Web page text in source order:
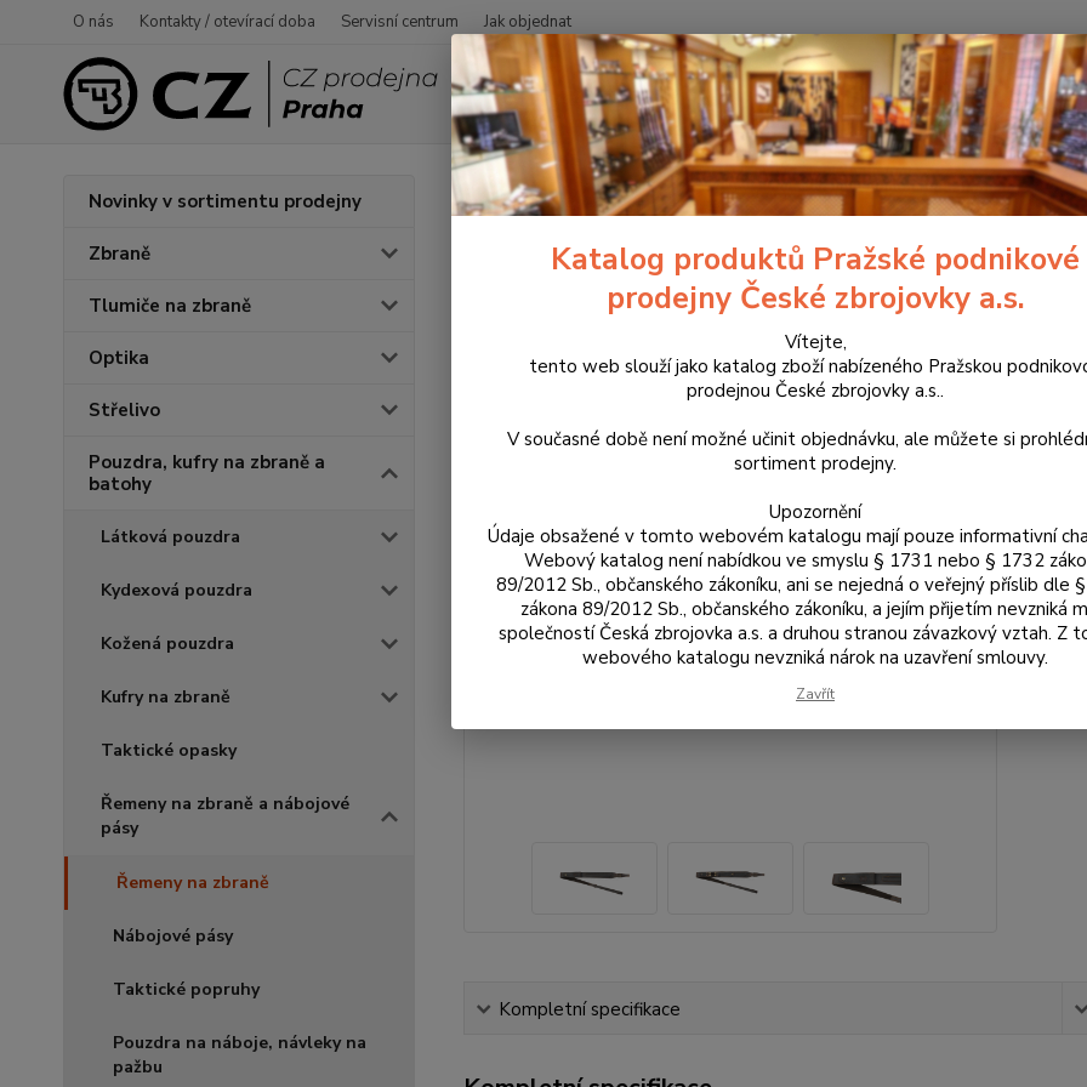
O nás Kontakty / otevírací doba Servisní centrum Jak objednat
Hledat
Novinky v sortimentu prodejny
Zbraně
Tlumiče na zbraně
Optika
Střelivo
Pouzdra, kufry na zbraně a
batohy
Látková pouzdra
Kydexová pouzdra
Kožená pouzdra
Kufry na zbraně
Taktické opasky
Řemeny na zbraně a nábojové
pásy
Řemeny na zbraně
Nábojové pásy
Taktické popruhy
Pouzdra na náboje, návleky na
pažbu
Úvod Pouzdra, kufry na zbraně a batohy Řemeny na zbraně a nábojové pásy
Řemen na zbraň Artipel model BR05/
1
1
Kompletní specifikace
Katalog produktů Pražské podnikové
prodejny České zbrojovky a.s.
Vítejte,
tento web slouží jako katalog zboží nabízeného Pražskou
prodejnou České zbrojovky a.s..
V současné době není možné učinit objednávku, ale můžete si
sortiment prodejny.
Upozornění
Údaje obsažené v tomto webovém katalogu mají pouze informativní
Webový katalog není nabídkou ve smyslu § 1731 nebo § 1732
89/2012 Sb., občanského zákoníku, ani se nejedná o veřejný příslib dle
zákona 89/2012 Sb., občanského zákoníku, a jejím přijetím nevzniká
společností Česká zbrojovka a.s. a druhou stranou závazkový vztah. Z
webového katalogu nevzniká nárok na uzavření smlouvy.
Zavřít